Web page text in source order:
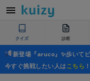
クイズ 診断
新登場『aruco』✨歩いて
今すぐ挑戦したい人はこちら ！